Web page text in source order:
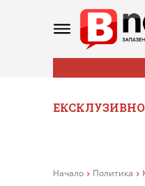
Начало Политика